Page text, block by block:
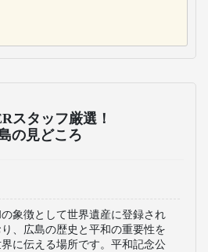
スタッフ厳選！
の見どころ
象徴として世界遺産に登録され
り、広島の歴史と平和の重要性を
に伝える場所です。平和記念公